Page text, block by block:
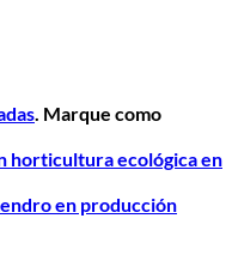
. Marque como
horticultura ecológica en
en producción